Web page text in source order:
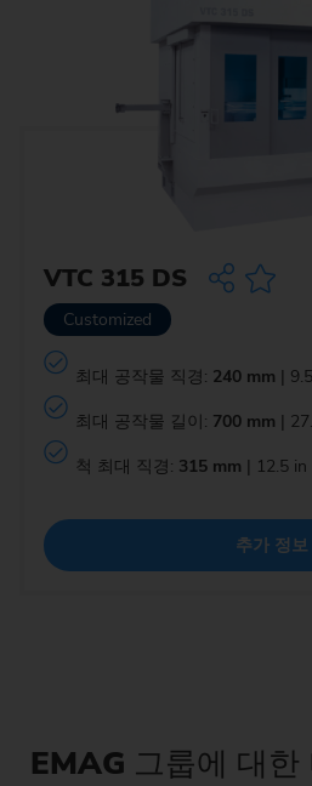
VTC 315 DS
Customized
최대 공작물 직경: 240 mm |
최대 공작물 길이: 700 mm |
척 최대 직경: 315 mm | 12.5 in
추가 정보
EMAG 그룹에 대한